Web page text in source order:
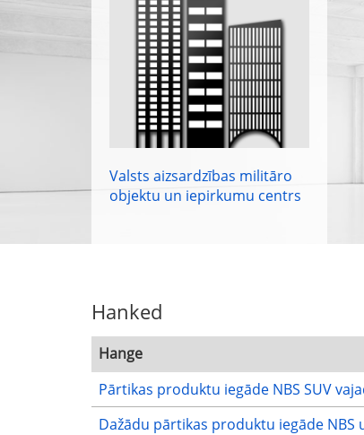
Valsts aizsardzības militāro
objektu un iepirkumu centrs
Hanked
Hange
Pārtikas produktu iegāde NBS SUV
Dažādu pārtikas produktu iegāde NBS